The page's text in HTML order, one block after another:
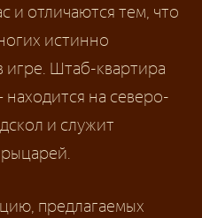
и отличаются тем, что
истинно
игре. Штаб-квартира
на северо-
и служит
предлагаемых